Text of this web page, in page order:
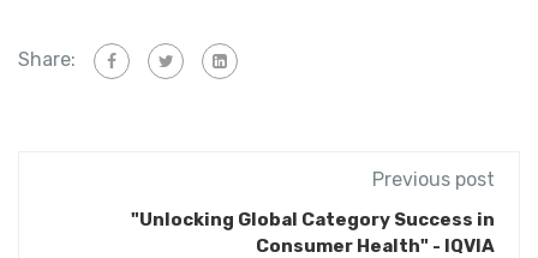
Share:
Previous post
"Unlocking Global Category Success in
Consumer Health" - IQVIA